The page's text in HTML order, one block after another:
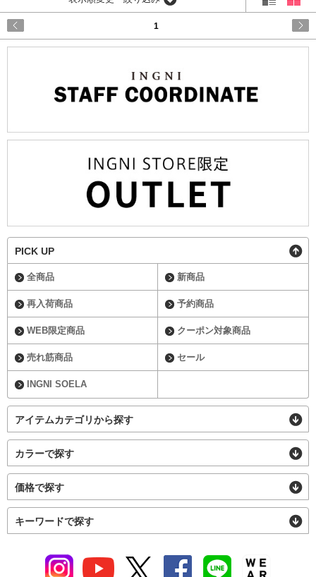
1
PICK UP
全商品 新商品
再入荷商品 予約商品
WEB限定商品 クーポン対象商品
売れ筋商品 セール
INGNI SOELA
アイテムカテゴリから探す
カラーで探す
価格で探す
キーワードで探す